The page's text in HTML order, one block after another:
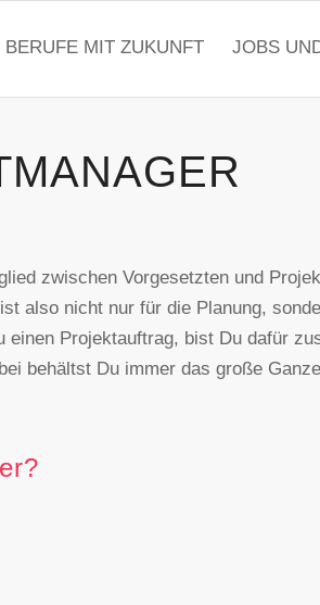
BERUFE MIT ZUKUNFT JOBS
zwischen Vorgesetzten und
also nicht nur für die Planung,
Projektauftrag, bist Du dafür
behältst Du immer das große